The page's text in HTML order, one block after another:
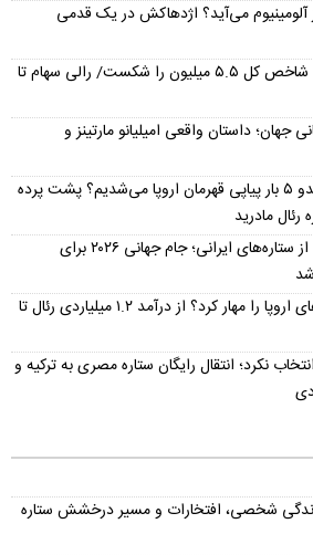
می‌آید؟ اژدهاکش در یک قدمی
بورس تهران تاریخی شد؛ شاخص کل ۵.۵ میلیون را شکست/ رالی سهام تا
جهان؛ داستان واقعی امیلیانو مارتینز و
کروس واقعاً گفت با رونالدو ۵ بار پیاپی قهرمان اروپا می‌شدیم؟ پشت پرده
مادرید
سود میلیون‌دلاری امارات از ستاره‌های ایرانی؛ جام جهانی ۲۰۲۶ برای
فیرپلی مالی چگونه غول‌های اروپا را مهار کرد؟ از درآمد ۱.۲ میلیاردی رئال تا
نکرد؛ انتقال رایگان ستاره مصری به ترکیه و
زندگی شخصی، افتخارات و مسیر درخشش ستاره